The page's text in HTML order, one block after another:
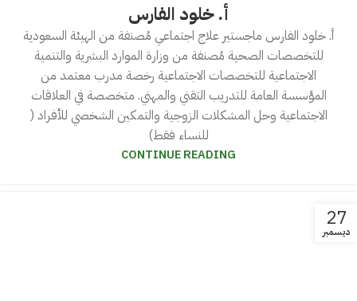
أ. خلود الفارس
أ. خلود الفارس ماجستير علاج اجتماعي مُصنفة من الهيئة السعودية
للتخصصات الصحية مُصنفة من وزارة الموارد البشرية والتنمية
الاجتماعية للتخصصات الاجتماعية رخصة مدرب معتمد من
المؤسسة العامة للتدريب التقني والمهني. متخصصة في العلاقات
الاجتماعية وحل المشكلات الزوجية والتمكين الشخصي للأفراد (
للنساء فقط)
CONTINUE READING
27
ديسمبر